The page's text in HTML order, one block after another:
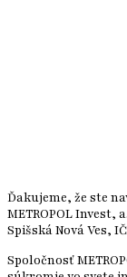
Ďakujeme, že ste
METROPOL Invest,
Spišská Nová Ves,
Spoločnosť